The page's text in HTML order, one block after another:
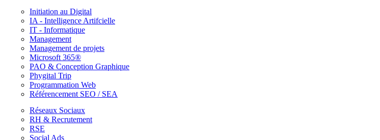
Initiation au Digital
IA - Intelligence Artifcielle
IT - Informatique
Management
Management de projets
Microsoft 365®
PAO & Conception Graphique
Phygital Trip
Programmation Web
Référencement SEO / SEA
Réseaux Sociaux
RH & Recrutement
RSE
Social Ads